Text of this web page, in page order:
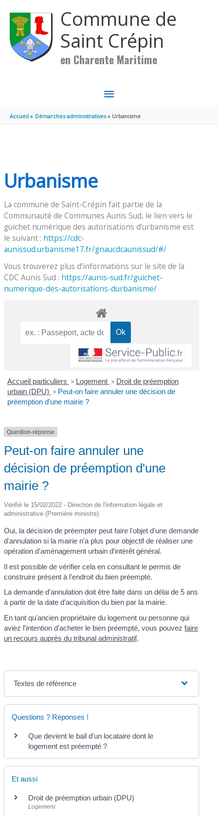
Commune de
Saint Crépin
en Charente Maritime
MENU
PRINCIPAL
Accueil Démarches administratives Urbanisme
Urbanisme
La commune de Saint-Crépin fait partie de la
Communauté de Communes Aunis Sud, le lien vers le
guichet numérique des autorisations d’urbanisme est
le suivant : https://cdc-
aunissud.urbanisme17.fr/gnaucdcaunissud/#/
Vous trouverez plus d’informations sur le site de la
CDC Aunis Sud : https://aunis-sud.fr/guichet-
numerique-des-autorisations-durbanisme/
Accueil particuliers > Logement > Droit de préemption
urbain (DPU) > Peut-on faire annuler une décision de
préemption d'une mairie ?
Question-réponse
Peut-on faire annuler une
décision de préemption d'une
mairie ?
Vérifié le 15/02/2022 - Direction de l'information légale et
administrative (Première ministre)
Oui, la décision de préempter peut faire l'objet d'une demande
d'annulation si la mairie n'a plus pour objectif de réaliser une
opération d'aménagement urbain d'intérêt général.
Il est possible de vérifier cela en consultant le permis de
construire présent à l'endroit du bien préempté.
La demande d'annulation doit être faite dans un délai de 5 ans
à partir de la date d'acquisition du bien par la mairie.
En tant qu'ancien propriétaire du logement ou personne qui
aviez l'intention d'acheter le bien préempté, vous pouvezfaire
un recours auprès du tribunal administratif.
Textes de référence
Questions ? Réponses !
Que devient le bail d'un locataire dont le
logement est préempté ?
Et aussi
Droit de préemption urbain (DPU)
Logement